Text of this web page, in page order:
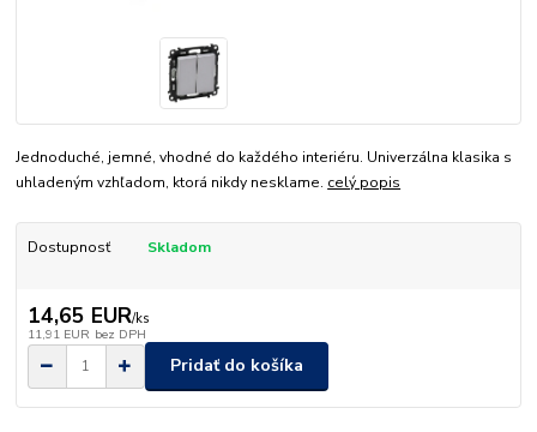
Jednoduché, jemné, vhodné do každého interiéru. Univerzálna klasika s
uhladeným vzhľadom, ktorá nikdy nesklame. celý popis
Dostupnosť Skladom
14,65 EUR/ks
11,91 EUR bez DPH
Pridať do košíka